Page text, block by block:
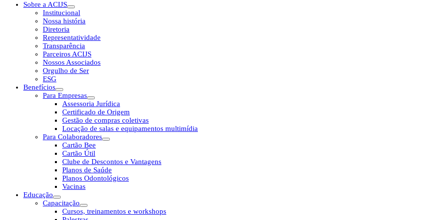
Sobre a ACIJS
Institucional
Nossa história
Diretoria
Representatividade
Transparência
Parceiros ACIJS
Nossos Associados
Orgulho de Ser
ESG
Benefícios
Para Empresas
Assessoria Jurídica
Certificado de Origem
Gestão de compras coletivas
Locação de salas e equipamentos multimídia
Para Colaboradores
Cartão Bee
Cartão Útil
Clube de Descontos e Vantagens
Planos de Saúde
Planos Odontológicos
Vacinas
Educação
Capacitação
Cursos, treinamentos e workshops